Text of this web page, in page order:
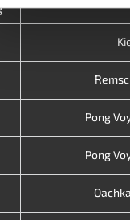
Pong
Pong